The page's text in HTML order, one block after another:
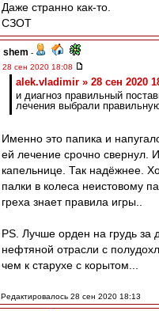
Даже странно как-то.
СЗОТ
shem -
28 сен 2020 18:08
alek.vladimir » 28 сен 2020
и диагноз правильный
лечения выбрали
Именно это папика и
ей лечение срочно свернул.
капельнице. Так надёжнее.
палки в колеса неистовому
греха знает правила игры..
PS. Лучше орден на грудь за
нефтяной отрасли с
чем к старухе с корытом...
Редактировалось 28 сен 2020 18:13